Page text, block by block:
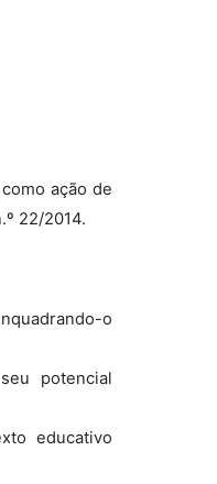
ação de
22/2014.
o
potencial
educativo